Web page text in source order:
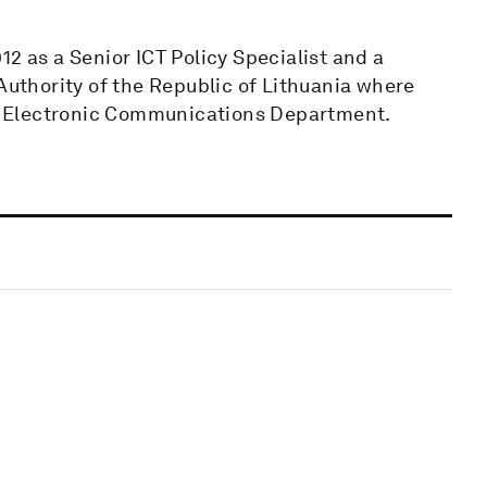
as a Senior ICT Policy Specialist and a
of the Republic of Lithuania where
Communications Department.